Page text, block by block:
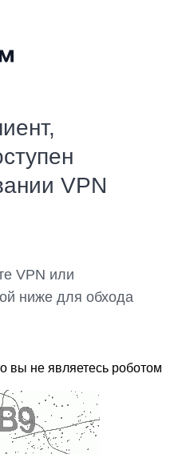
VPN
VPN или
ниже для обхода
вы не являетесь роботом